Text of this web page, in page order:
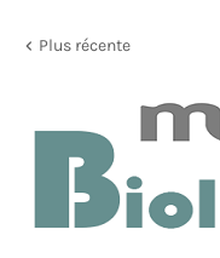
Plus récente